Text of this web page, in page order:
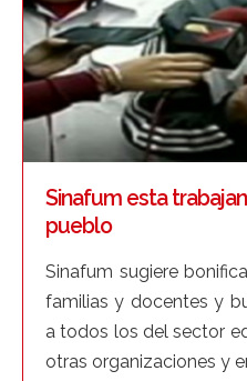
Sinafum esta
pueblo
Sinafum sugiere
familias y docentes y
a todos los del sector
otras organizaciones y